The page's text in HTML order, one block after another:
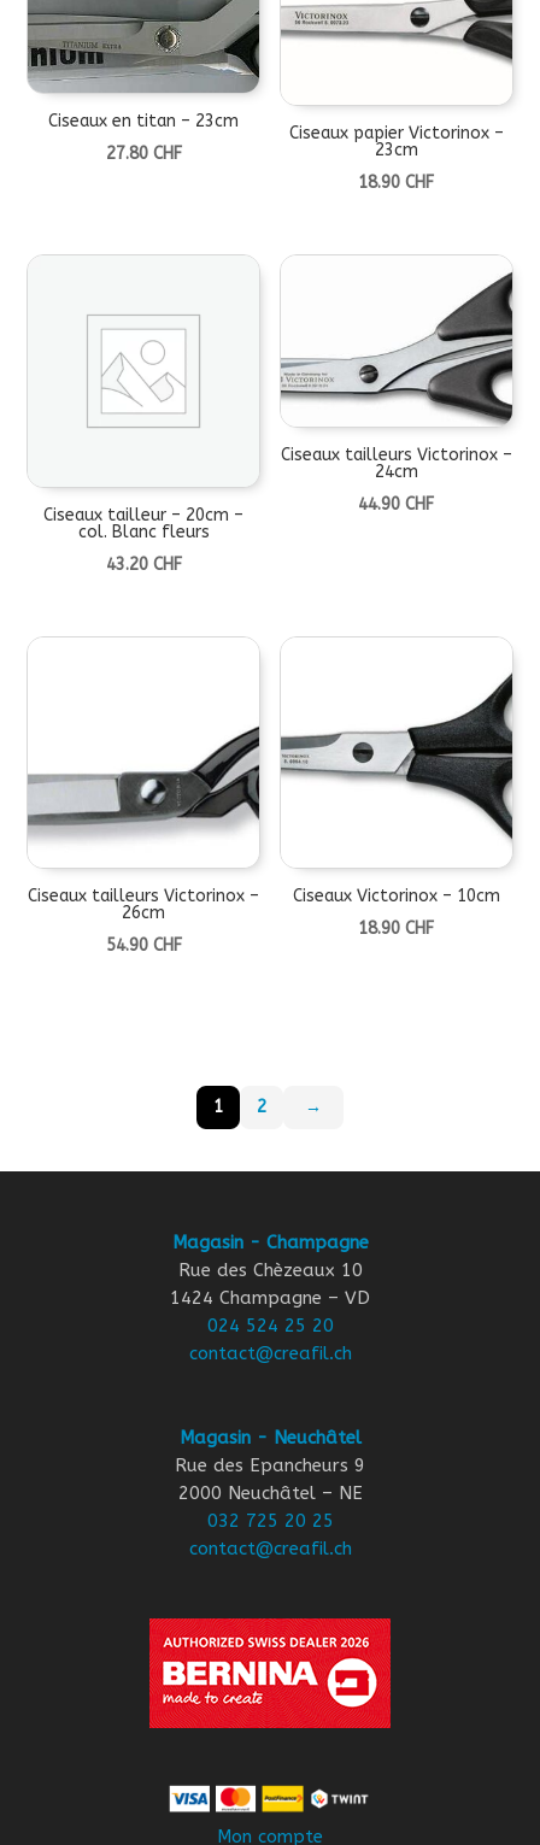
Ciseaux en titan – 23cm
27.80 CHF
Ciseaux papier Victorinox –
23cm
18.90CHF
Ciseaux tailleur – 20cm –
col. Blanc fleurs
43.20 CHF
Ciseaux tailleurs Victorinox –
24cm
44.90CHF
Ciseaux tailleurs Victorinox –
26cm
54.90 CHF
Ciseaux Victorinox – 10cm
18.90CHF
1 2 →
Magasin - Champagne
Rue des Chèzeaux 10
1424 Champagne – VD
024 524 25 20
contact@creafil.ch
Magasin - Neuchâtel
Rue des Epancheurs 9
2000 Neuchâtel – NE
032 725 20 25
contact@creafil.ch
Mon compte